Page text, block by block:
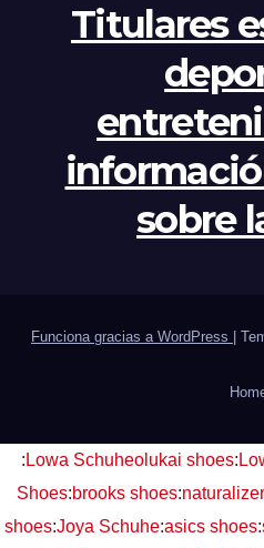
Titulares
sobre
Funciona gracias a WordPress
: Lowa Schuheolukai shoes:
Shoes:brooks shoes:
shoes:Joya Schuhe:asics shoes: